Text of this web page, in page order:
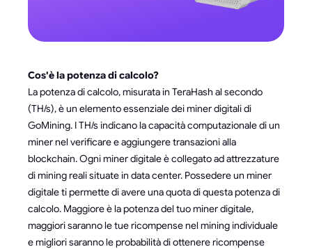
Cos'è la potenza di calcolo?
La potenza di calcolo, misurata in TeraHash al secondo
(TH/s), è un elemento essenziale dei miner digitali di
GoMining. I TH/s indicano la capacità computazionale di un
miner nel verificare e aggiungere transazioni alla
blockchain. Ogni miner digitale è collegato ad attrezzature
di mining reali situate in data center. Possedere un miner
digitale ti permette di avere una quota di questa potenza di
calcolo. Maggiore è la potenza del tuo miner digitale,
maggiori saranno le tue ricompense nel mining individuale
e migliori saranno le probabilità di ottenere ricompense